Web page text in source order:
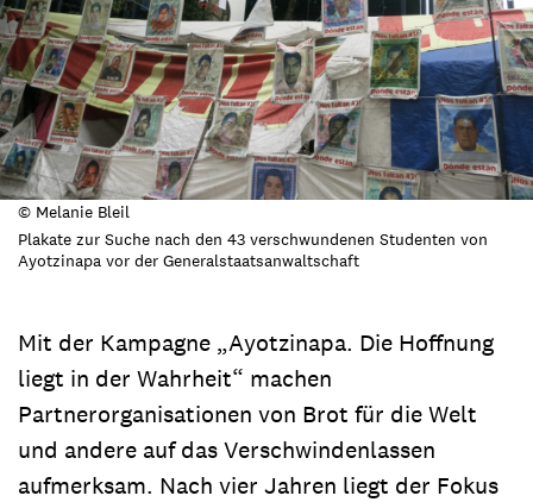
© Melanie Bleil
Plakate zur Suche nach den 43 verschwundenen Studenten von
Ayotzinapa vor der Generalstaatsanwaltschaft
Mit der Kampagne „Ayotzinapa. Die Hoffnung
liegt in der Wahrheit“ machen
Partnerorganisationen von Brot für die Welt
und andere auf das Verschwindenlassen
aufmerksam. Nach vier Jahren liegt der Fokus